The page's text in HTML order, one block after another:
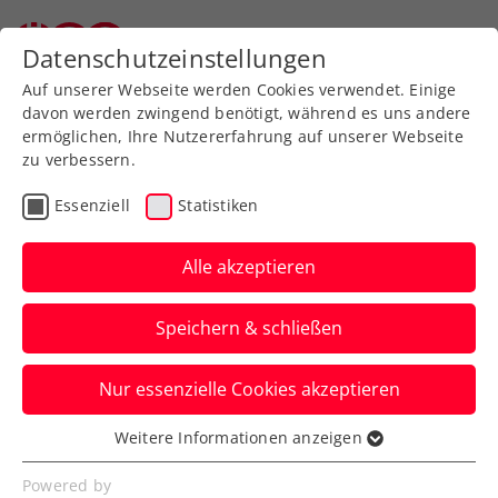
Zurück zur Newsübersicht
Turniere
Generali Open Kitzbühel:
Sportstars geben sich die
Klinke in die Hand
Von Radstar Felix Gall über die
Wintersportler:innen: Das ATP-Turnier
stößt allseits auf Begeisterung.
Verfasst von: Presseaussendung / Redaktion, 02.08.2023
Datenschutzeinstellungen
Auf unserer Webseite werden Cookies verwendet. Einige
davon werden zwingend benötigt, während es uns andere
ermöglichen, Ihre Nutzererfahrung auf unserer Webseite
zu verbessern.
Essenziell Statistiken
Alle akzeptieren
Speichern & schließen
Nur essenzielle Cookies akzeptieren
Essenziell
Essenzielle Cookies werden für grundlegende
Weitere Informationen anzeigen
Powered by